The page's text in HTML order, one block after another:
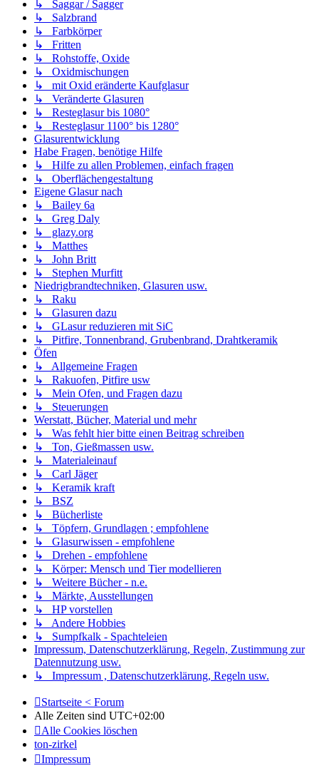
↳ Saggar / Sagger
↳ Salzbrand
↳ Farbkörper
↳ Fritten
↳ Rohstoffe, Oxide
↳ Oxidmischungen
↳ mit Oxid eränderte Kaufglasur
↳ Veränderte Glasuren
↳ Resteglasur bis 1080°
↳ Resteglasur 1100° bis 1280°
Glasurentwicklung
Habe Fragen, benötige Hilfe
↳ Hilfe zu allen Problemen, einfach fragen
↳ Oberflächengestaltung
Eigene Glasur nach
↳ Bailey 6a
↳ Greg Daly
↳ glazy.org
↳ Matthes
↳ John Britt
↳ Stephen Murfitt
Niedrigbrandtechniken, Glasuren usw.
↳ Raku
↳ Glasuren dazu
↳ GLasur reduzieren mit SiC
↳ Pitfire, Tonnenbrand, Grubenbrand, Drahtkeramik
Öfen
↳ Allgemeine Fragen
↳ Rakuofen, Pitfire usw
↳ Mein Ofen, und Fragen dazu
↳ Steuerungen
Werstatt, Bücher, Material und mehr
↳ Was fehlt hier bitte einen Beitrag schreiben
↳ Ton, Gießmassen usw.
↳ Materialeinauf
↳ Carl Jäger
↳ Keramik kraft
↳ BSZ
↳ Bücherliste
↳ Töpfern, Grundlagen ; empfohlene
↳ Glasurwissen - empfohlene
↳ Drehen - empfohlene
↳ Körper: Mensch und Tier modellieren
↳ Weitere Bücher - n.e.
↳ Märkte, Ausstellungen
↳ HP vorstellen
↳ Andere Hobbies
↳ Sumpfkalk - Spachteleien
Impressum, Datenschutzerklärung, Regeln, Zustimmung zur
Datennutzung usw.
↳ Impressum , Datenschutzerklärung, Regeln usw.
Startseite < Forum
Alle Zeiten sind UTC+02:00
Alle Cookies löschen
ton-zirkel
Impressum